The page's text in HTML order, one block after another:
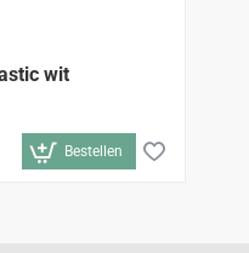
wit
Bestellen